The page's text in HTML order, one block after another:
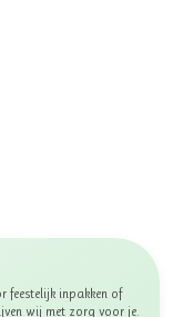
feestelijk inpakken of
wij met zorg voor je.